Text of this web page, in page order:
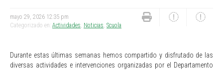
mayo 29, 2026 12:35 pm
Categorizado en: Actividades Noticias Scuola
Durante estas últimas semanas hemos compartido y disfrutado de las
diversas actividades e intervenciones organizadas por el Departamento